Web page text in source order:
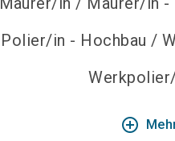
Polier/in - Hochbau /
add_circle_outline